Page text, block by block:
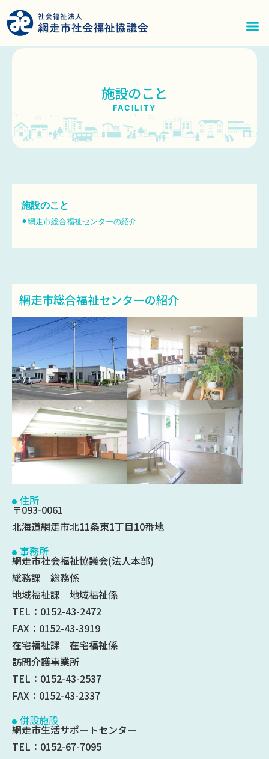
容
を
メ
施設のこと
FACILITY
施設のこと
⚫︎網走市総合福祉センターの紹介
網走市総合福祉センターの紹介
住所
〒093-0061
北海道網走市北11条東1丁目10番地
事務所
網走市社会福祉協議会(法人本部)
総務課 総務係
地域福祉課 地域福祉係
TEL：0152-43-2472
FAX：0152-43-3919
在宅福祉課 在宅福祉係
訪問介護事業所
TEL：0152-43-2537
FAX：0152-43-2337
併設施設
網走市生活サポートセンター
TEL：0152-67-7095